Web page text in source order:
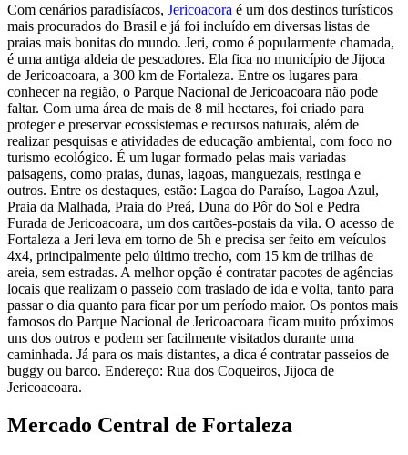
Com cenários paradisíacos, Jericoacora é um dos destinos turísticos
mais procurados do Brasil e já foi incluído em diversas listas de
praias mais bonitas do mundo. Jeri, como é popularmente chamada,
é uma antiga aldeia de pescadores. Ela fica no município de Jijoca
de Jericoacoara, a 300 km de Fortaleza. Entre os lugares para
conhecer na região, o Parque Nacional de Jericoacoara não pode
faltar. Com uma área de mais de 8 mil hectares, foi criado para
proteger e preservar ecossistemas e recursos naturais, além de
realizar pesquisas e atividades de educação ambiental, com foco no
turismo ecológico. É um lugar formado pelas mais variadas
paisagens, como praias, dunas, lagoas, manguezais, restinga e
outros. Entre os destaques, estão: Lagoa do Paraíso, Lagoa Azul,
Praia da Malhada, Praia do Preá, Duna do Pôr do Sol e Pedra
Furada de Jericoacoara, um dos cartões-postais da vila. O acesso de
Fortaleza a Jeri leva em torno de 5h e precisa ser feito em veículos
4x4, principalmente pelo último trecho, com 15 km de trilhas de
areia, sem estradas. A melhor opção é contratar pacotes de agências
locais que realizam o passeio com traslado de ida e volta, tanto para
passar o dia quanto para ficar por um período maior. Os pontos mais
famosos do Parque Nacional de Jericoacoara ficam muito próximos
uns dos outros e podem ser facilmente visitados durante uma
caminhada. Já para os mais distantes, a dica é contratar passeios de
buggy ou barco. Endereço: Rua dos Coqueiros, Jijoca de
Jericoacoara.
Mercado Central de Fortaleza